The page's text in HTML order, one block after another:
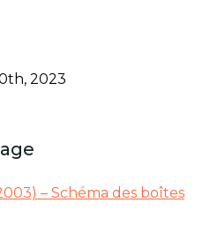
2023
– Schéma des boîtes